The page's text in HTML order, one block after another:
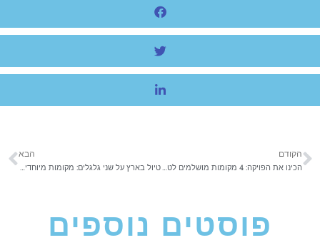
הקודם
הכינו את הפויקה: 4 מקומות מושלמים לטיול קמפינג
הבא
טיול בארץ על שני גלגלים: מקומות מיוחדים שאפשר להגיע אליהם באופנוע
פוסטים נוספים